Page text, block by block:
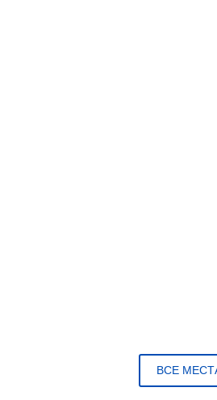
ВСЕ